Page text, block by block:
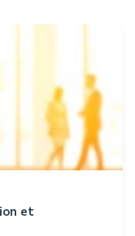
et